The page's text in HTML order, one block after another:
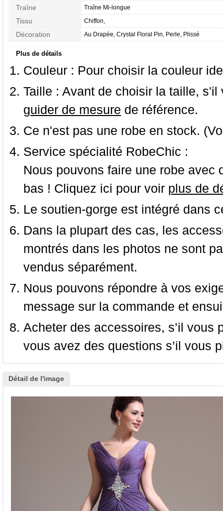
Manches
Traîne Traîne Mi-longue
Tissu Chiffon,
Décoration Au Drapée, Crystal Floral Pin, Perle, Plissé
Plus de détails
Couleur : Pour choisir la couleur
Taille : Avant de choisir la taille,
guider de mesure de référence.
Ce n'est pas une robe en stock.
Service spécialité RobeChic :
Nous pouvons faire une robe
bas ! Cliquez ici pour voir plus de
Le soutien-gorge est intégré dans
Dans la plupart des cas, les
montrés dans les photos ne sont
vendus séparément.
Nous pouvons répondre à vos
message sur la commande et
Acheter des accessoires, s’il
vous avez des questions s’il vous
Détail de l'image